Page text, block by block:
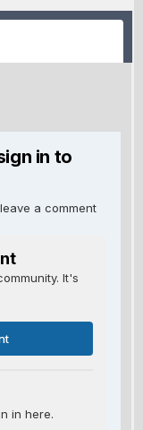
in to
a comment
It's
in here.